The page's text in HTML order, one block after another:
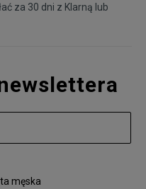
za 30 dni z Klarną lub
męska